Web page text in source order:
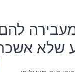
שלא